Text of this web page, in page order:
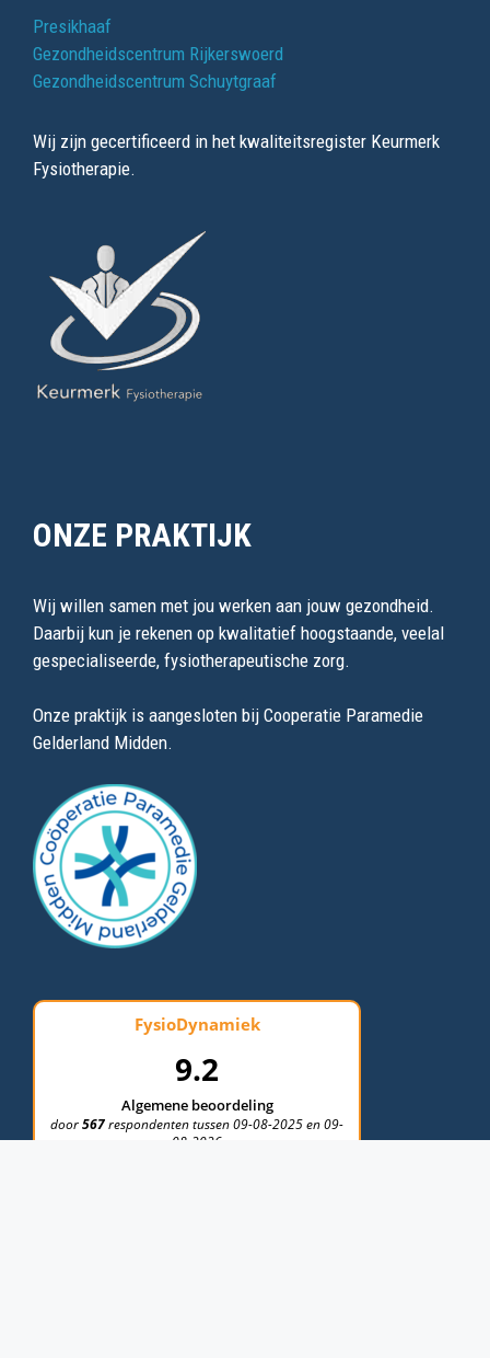
Presikhaaf
Gezondheidscentrum Rijkerswoerd
Gezondheidscentrum Schuytgraaf
Wij zijn gecertificeerd in het kwaliteitsregister Keurmerk
Fysiotherapie.
ONZE PRAKTIJK
Wij willen samen met jou werken aan jouw gezondheid.
Daarbij kun je rekenen op kwalitatief hoogstaande, veelal
gespecialiseerde, fysiotherapeutische zorg.
Onze praktijk is aangesloten bij Cooperatie Paramedie
Gelderland Midden.